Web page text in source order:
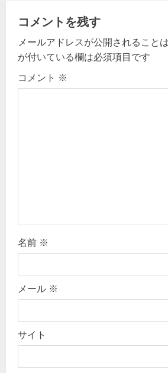
i
g
a
コメントを残す
メールアドレスが公開されること
が付いている欄は必須項目です
コメント ※
名前 ※
メール ※
サイト